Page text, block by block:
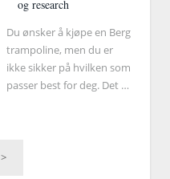
og research
Du ønsker å kjøpe en Berg
trampoline, men du er
ikke sikker på hvilken som
passer best for deg. Det er
>